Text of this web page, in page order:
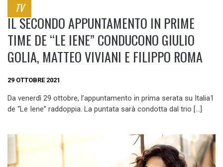
TV
IL SECONDO APPUNTAMENTO IN PRIME
TIME DE “LE IENE”​ CONDUCONO GIULIO
GOLIA, MATTEO VIVIANI E FILIPPO ROMA
29 OTTOBRE 2021
Da venerdì 29 ottobre, l’appuntamento in prima serata su Italia1
de “Le Iene” raddoppia. La puntata sarà condotta dal trio […]